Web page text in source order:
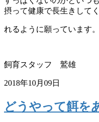
摂って健康で長生きしてく
れるように願っています。
飼育スタッフ 鷲雄
2018年10月09日
どうやって餌を